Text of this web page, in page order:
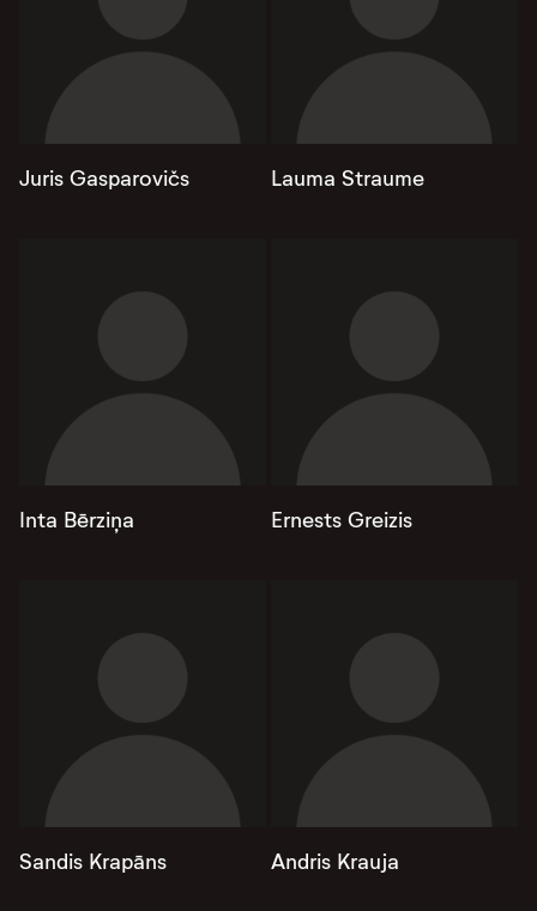
Juris Gasparovičs Lauma Straume
Inta Bērziņa Ernests Greizis
Sandis Krapāns Andris Krauja